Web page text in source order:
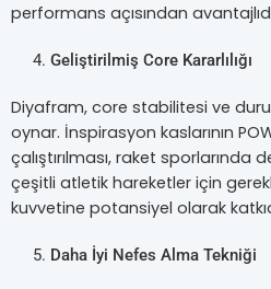
performans açısından
Geliştirilmiş Core Kararlılığı
Diyafram, core stabilitesi ve
oynar. İnspirasyon kaslarının
çalıştırılması, raket sporlarında
çeşitli atletik hareketler için
kuvvetine potansiyel olarak
Daha İyi Nefes Alma Tekniği